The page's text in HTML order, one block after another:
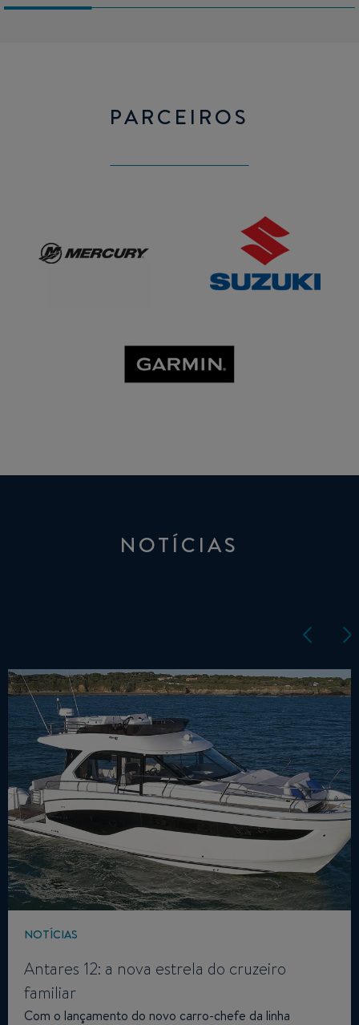
PARCEIROS
NOTÍCIAS
NOTÍCIAS
Antares 12: a nova estrela do cruzeiro
familiar
Com o lançamento do novo carro-chefe da linha